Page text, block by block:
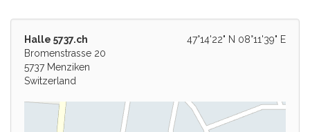
47°14'22" N 08°11'39" E
Halle 5737.ch
Bromenstrasse 20
5737 Menziken
Switzerland